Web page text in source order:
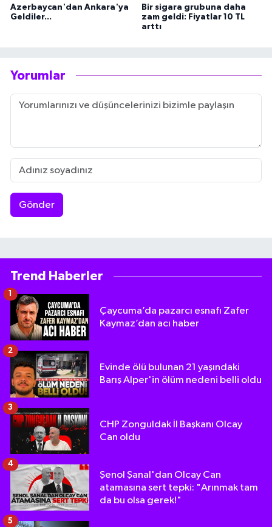
Azerbaycan'dan Ankara'ya
Geldiler...
Bir sigara grubuna daha
zam geldi: Fiyatlar 10 TL
arttı
Yorumlar
Gönder
Trend Haberler
Çaycuma’da pazarcı esnafı Zafer
Kaymaz’dan acı haber
1
Evinde ölü bulunan 21 yaşındaki
Barış Alper'in ölüm nedeni belli oldu
2
CHP Zonguldak İl Başkanı Olcay
Can oldu
3
Şenol Şanal'dan Olcay Can
atamasına sert tepki: "Arınmak tam
da bu olsa gerek!"
4
5